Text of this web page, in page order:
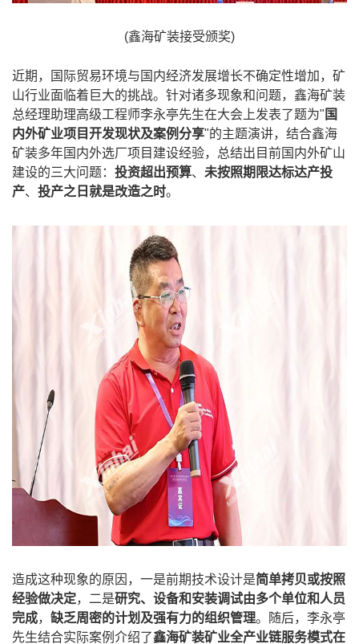
(鑫海矿装接受颁奖)
近期，国际贸易环境与国内经济发展增长不确定性增加，矿
山行业面临着巨大的挑战。针对诸多现象和问题，鑫海矿装
总经理助理高级工程师李永亭先生在大会上发表了题为" 国
内外矿业项目开发现状及案例分享"的主题演讲，结合鑫海
矿装多年国内外选厂项目建设经验，总结出目前国内外矿山
建设的三大问题： 投资超出预算、 未按照期限达标达产投
产、 投产之日就是改造之时。
造成这种现象的原因，一是前期技术设计是简单拷贝或按照
经验做决定，二是研究、设备和安装调试由多个单位和人员
完成， 缺乏周密的计划及强有力的组织管理。随后，李永亭
先生结合实际案例介绍了鑫海矿装矿业全产业链服务模式在